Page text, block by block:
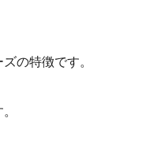
の特徴です。